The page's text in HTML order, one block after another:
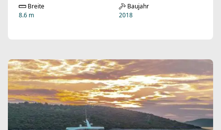
Breite
8.6 m
Baujahr
2018